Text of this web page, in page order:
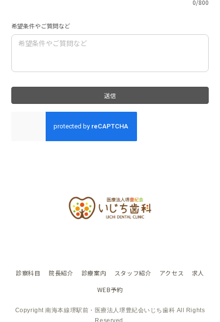
診察科目 院長紹介 診療案内 スタッフ紹介 アクセス
求人
WEB予約
Copyright 南海本線堺駅前・医療法人堺豊紀会いじち歯科 All Rights
Reserved.